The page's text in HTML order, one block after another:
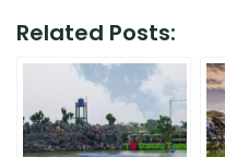
Related Posts: